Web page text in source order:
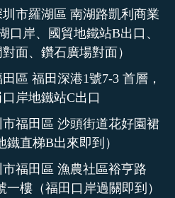
市羅湖區 南湖路凱利商業
口岸、國貿地鐵站B出口、
面、鑽石廣場對面）
區 福田深港1號7-3 首層，
岸地鐵站C出口
福田區 沙頭街道花好園裙
鐵直梯B出來即到）
福田區 漁農社區裕亨路
一樓（福田口岸過關即到）